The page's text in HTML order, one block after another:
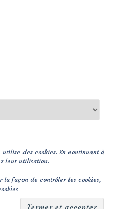
des cookies. En continuant à
leur utilisation.
la façon de contrôler les cookies,